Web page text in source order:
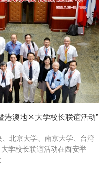
港澳地区大学校长联谊活动”
北京大学、南京大学、台湾
学校长联谊活动在西安举